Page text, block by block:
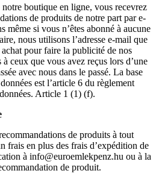
boutique en ligne, vous recevrez
de produits de notre part par e-
même si vous n’êtes abonné à aucune
nous utilisons l’adresse e-mail que
pour faire la publicité de nos
ceux que vous avez reçus lors d’une
avec nous dans le passé. La base
est l’article 6 du règlement
Article 1 (1) (f).
de produits à tout
frais en plus des frais d’expédition de
à info@euroemlekpenz.hu ou à la
de produit.